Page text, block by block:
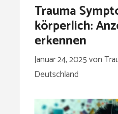
Trauma
körperlich:
erkennen
Januar 24, 2025von
Deutschland